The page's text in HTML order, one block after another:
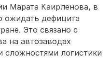
Марата Каирленова, в
дефицита
Это связано с
на автозаводах
сложностями логистики